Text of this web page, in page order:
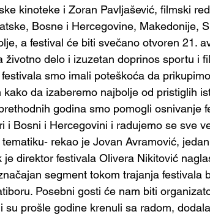
kinoteke i Zoran Pavljašević, filmski
Bosne i Hercegovine, Makedonije,
a festival će biti svečano otvoren 21.
životno delo i izuzetan doprinos sportu i
festivala smo imali poteškoća da
da izaberemo najbolje od pristiglih
godina smo pomogli osnivanje
i Bosni i Hercegovini i radujemo se sve
rekao je Jovan Avramović,
je direktor festivala Olivera Nikitović
segment tokom trajanja festivala
Posebni gosti će nam biti
su prošle godine krenuli sa radom,